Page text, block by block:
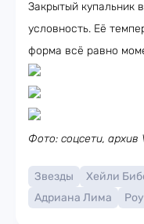
Закрытый купальник
условность. Её
форма всё равно
Фото: соцсети, архив
Звезды Хейли
Адриана Лима